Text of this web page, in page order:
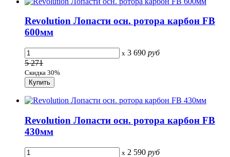
Revolution Лопасти осн. ротора карбон FB
600мм
x 3 690 руб
5 271
Скидка 30%
Revolution Лопасти осн. ротора карбон FB
430мм
x 2 590 руб